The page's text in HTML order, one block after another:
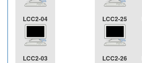
LCC2-04 LCC2-25
LCC2-03 LCC2-26